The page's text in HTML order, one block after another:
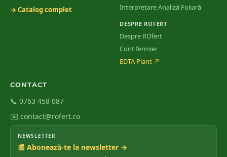
→ Catalog complet
Interpretare Analiză Foliară
DESPRE ROFERT
Despre ROfert
Cont fermier
EDTA Plant ↗
CONTACT
📞 0763 458 087
✉️ contact@rofert.ro
NEWSLETTER
📰 Abonează-te la newsletter →